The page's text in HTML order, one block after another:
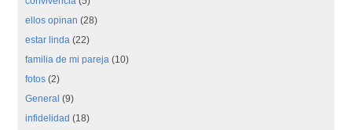
ellos opinan (28)
estar linda (22)
familia de mi pareja (10)
fotos (2)
General (9)
infidelidad (18)